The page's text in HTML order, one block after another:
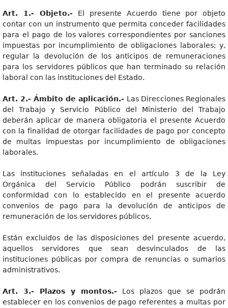
Art. 1.- Objeto.- El presente Acuerdo tiene por objeto
contar con un instrumento que permita conceder facilidades
para el pago de los valores correspondientes por sanciones
impuestas por incumplimiento de obligaciones laborales; y,
regular la devolución de los anticipos de remuneraciones
para los servidores públicos que han terminado su relación
laboral con las instituciones del Estado.
Art. 2.- Ámbito de aplicación.- Las Direcciones Regionales
del Trabajo y Servicio Público del Ministerio del Trabajo
deberán aplicar de manera obligatoria el presente Acuerdo
con la finalidad de otorgar facilidades de pago por concepto
de multas impuestas por incumplimiento de obligaciones
laborales.
Las instituciones señaladas en el artículo 3 de la Ley
Orgánica del Servicio Público podrán suscribir de
conformidad con lo establecido en el presente acuerdo
convenios de pago para la devolución de anticipos de
remuneración de los servidores públicos.
Están excluidos de las disposiciones del presente acuerdo,
aquellos servidores que sean desvinculados de las
instituciones públicas por compra de renuncias o sumarios
administrativos.
Art. 3.- Plazos y montos.- Los plazos que se podrán
establecer en los convenios de pago referentes a multas por